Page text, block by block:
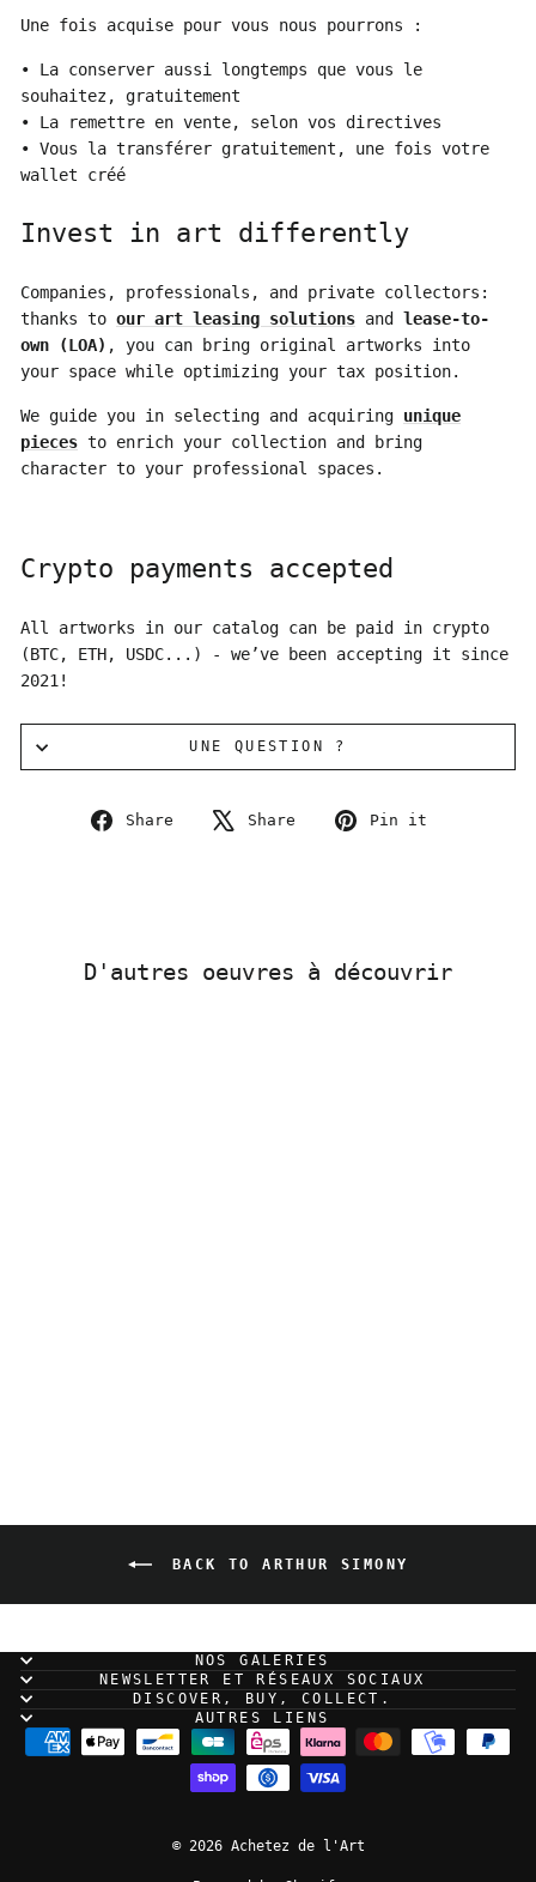
Une fois acquise pour vous nous pourrons :
• La conserver aussi longtemps que vous le
souhaitez, gratuitement
• La remettre en vente, selon vos directives
• Vous la transférer gratuitement, une fois votre
wallet créé
Invest in art differently
Companies, professionals, and private collectors:
thanks to our art leasing solutions and lease-to-
own (LOA) , you can bring original artworks into
your space while optimizing your tax position.
We guide you in selecting and acquiring unique
pieces to enrich your collection and bring
character to your professional spaces.
Crypto payments accepted
All artworks in our catalog can be paid in crypto
(BTC, ETH, USDC...) - we’ve been accepting it since
2021!
UNE QUESTION ?
Share
Share
Share
Tweet
Pin it
D'autres oeuvres à découvrir
BACK TO ARTHUR SIMONY
NOS GALERIES
NEWSLETTER ET RÉSEAUX SOCIAUX
DISCOVER, BUY, COLLECT.
AUTRES LIENS
© 2026 Achetez de l'Art